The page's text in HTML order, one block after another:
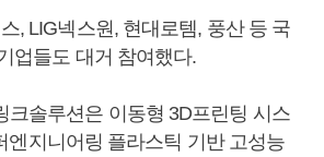
, LIG넥스원, 현대로템, 풍산 등 국
업들도 대거 참여했다.
크솔루션은 이동형 3D프린팅 시스
엔지니어링 플라스틱 기반 고성능